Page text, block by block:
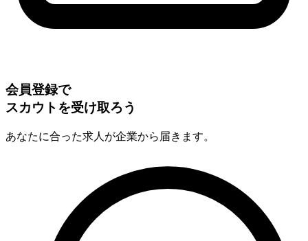
会員登録で
スカウトを受け取ろう
あなたに合った求人が企業から届きます。